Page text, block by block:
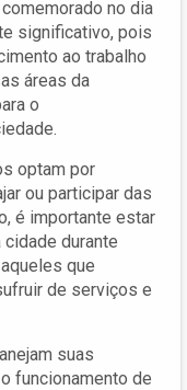
no dia
significativo, pois
ao trabalho
áreas da
o
optam por
ou participar das
é importante estar
durante
que
de serviços e
suas
funcionamento de